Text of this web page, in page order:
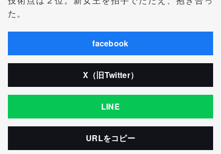
た。
facebook
X（旧Twitter）
LINE
URLをコピー